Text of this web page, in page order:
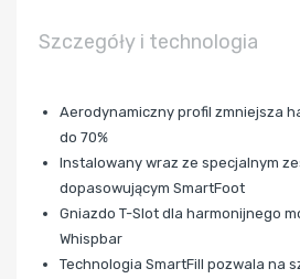
Szczegóły i technologia
Aerodynamiczny profil zmniejsza
do 70%
Instalowany wraz ze specjalnym
dopasowującym SmartFoot
Gniazdo T-Slot dla harmonijnego
Whispbar
Technologia SmartFill pozwala na